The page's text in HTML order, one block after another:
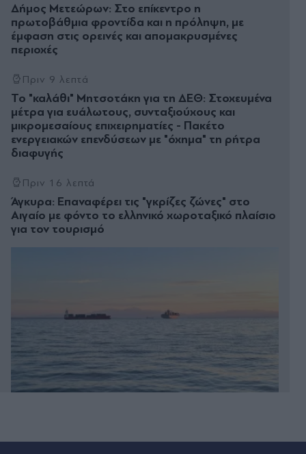
Δήμος Μετεώρων: Στο επίκεντρο η
πρωτοβάθμια φροντίδα και η πρόληψη, με
έμφαση στις ορεινές και απομακρυσμένες
περιοχές
Πριν 9 λεπτά
Το "καλάθι" Μητσοτάκη για τη ΔΕΘ: Στοχευμένα
μέτρα για ευάλωτους, συνταξιούχους και
μικρομεσαίους επιχειρηματίες - Πακέτο
ενεργειακών επενδύσεων με "όχημα" τη ρήτρα
διαφυγής
Πριν 16 λεπτά
Άγκυρα: Επαναφέρει τις "γκρίζες ζώνες" στο
Αιγαίο με φόντο το ελληνικό χωροταξικό πλαίσιο
για τον τουρισμό